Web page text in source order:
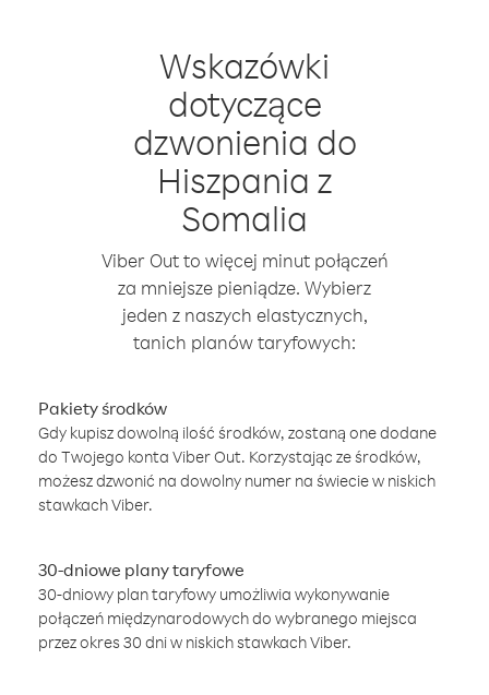
Wskazówki
dotyczące
dzwonienia do
Hiszpania z
Somalia
Viber Out to więcej minut połączeń
za mniejsze pieniądze. Wybierz
jeden z naszych elastycznych,
tanich planów taryfowych:
Pakiety środków
Gdy kupisz dowolną ilość środków, zostaną one dodane
do Twojego konta Viber Out. Korzystając ze środków,
możesz dzwonić na dowolny numer na świecie w niskich
stawkach Viber.
30-dniowe plany taryfowe
30-dniowy plan taryfowy umożliwia wykonywanie
połączeń międzynarodowych do wybranego miejsca
przez okres 30 dni w niskich stawkach Viber.